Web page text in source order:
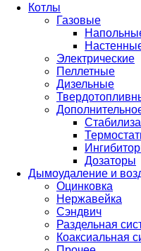
Котлы
Газовые
Электрические
Пеллетные
Дизельные
Дозаторы
Дымоудаление и
Оцинковка
Нержавейка
Сэндвич
Раздельная
Коаксиальная